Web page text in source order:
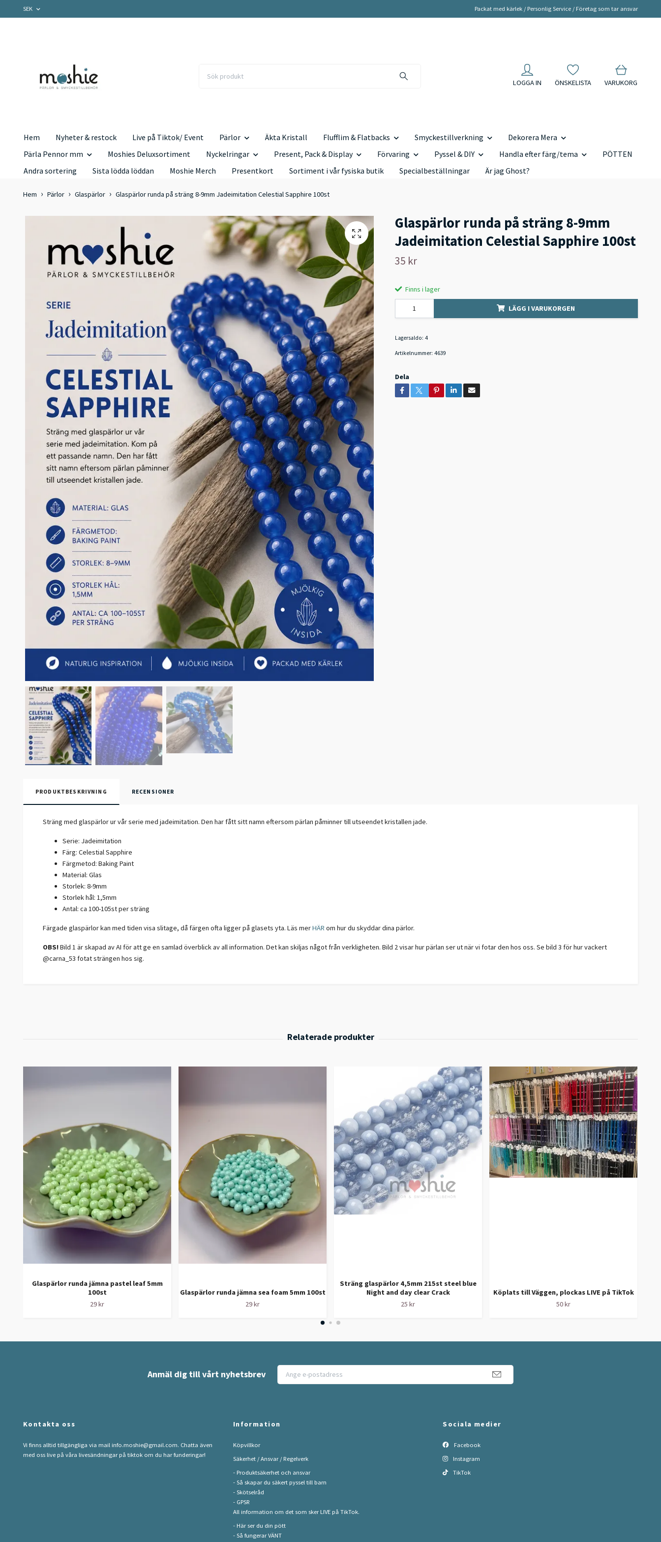
SEK Packat med kärlek / Personlig Service / Företag som tar ansvar
LOGGA IN ÖNSKELISTA VARUKORG
Hem Nyheter & restock Live på Tiktok/ Event Pärlor Äkta Kristall Flufflim & Flatbacks Smyckestillverkning
Dekorera Mera
Pärla Pennor mm
Moshies Deluxsortiment Nyckelringar Present, Pack & Display Förvaring Pyssel & DIY Handla efter färg/tema
PÖTTEN
Andra sortering
Sista lödda löddan Moshie Merch Presentkort Sortiment i vår fysiska butik Specialbeställningar Är jag Ghost?
Hem Pärlor Glaspärlor Glaspärlor runda på sträng 8-9mm Jadeimitation Celestial Sapphire 100st
Glaspärlor runda på sträng 8-9mm
Jadeimitation Celestial Sapphire 100st
35 kr
Finns i lager
LÄGG I VARUKORGEN
Lagersaldo: 4
Artikelnummer: 4639
Dela
PRODUKTBESKRIVNING RECENSIONER
Sträng med glaspärlor ur vår serie med jadeimitation. Den har fått sitt namn eftersom pärlan påminner till utseendet kristallen jade.
Serie: Jadeimitation
Färg: Celestial Sapphire
Färgmetod: Baking Paint
Material: Glas
Storlek: 8-9mm
Storlek hål: 1,5mm
Antal: ca 100-105st per sträng
Färgade glaspärlor kan med tiden visa slitage, då färgen ofta ligger på glasets yta. Läs merHÄR om hur du skyddar dina pärlor.
OBS!Bild 1 är skapad av AI för att ge en samlad överblick av all information. Det kan skiljas något från verkligheten. Bild 2 visar hur pärlan ser ut när vi fotar den hos oss. Se bild 3 för hur vackert
@carna_53 fotat strängen hos sig.
Glaspärlor runda jämna pastel leaf 5mm
100st
29 kr
Glaspärlor runda jämna sea foam 5mm 100st
29 kr
Sträng glaspärlor 4,5mm 215st steel blue
Night and day clear Crack
25 kr
Köplats till Väggen, plockas LIVE på TikTok
50 kr
Anmäl dig till vårt nyhetsbrev
Kontakta oss
Vi finns alltid tillgängliga via mail info.moshie@gmail.com. Chatta även
med oss live på våra livesändningar på tiktok om du har funderingar!
Information
Köpvillkor
Säkerhet / Ansvar / Regelverk
- Produktsäkerhet och ansvar
- Så skapar du säkert pyssel till barn
- Skötselråd
- GPSR
All information om det som sker LIVE på TikTok.
- Här ser du din pött
- Så fungerar VÄNT
Sociala medier
Facebook
Instagram
TikTok